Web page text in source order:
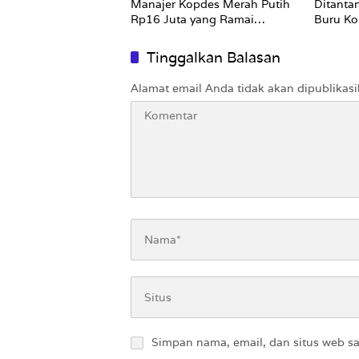
Manajer Kopdes Merah Putih
Rp16 Juta yang Ramai
Buru
Tinggalkan Balasan
Alamat email Anda tidak akan
Simpan nama, email, dan situs web